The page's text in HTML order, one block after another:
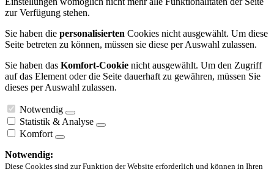
zur Verfügung stehen.
Sie haben die personalisierten Cookies nicht ausgewählt. Um diese
Seite betreten zu können, müssen sie diese per Auswahl zulassen.
Sie haben das Komfort-Cookie nicht ausgewählt. Um den Zugriff
auf das Element oder die Seite dauerhaft zu gewähren, müssen Sie
dieses per Auswahl zulassen.
Notwendig
Statistik & Analyse
Komfort
Notwendig:
Diese Cookies sind zur Funktion der Website erforderlich und können in Ihren